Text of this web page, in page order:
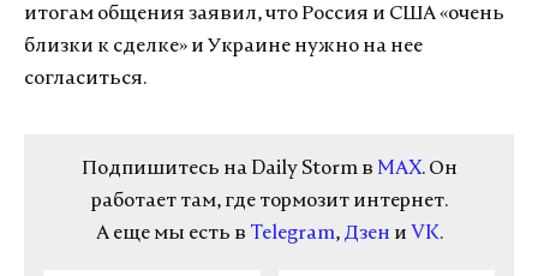
итогам общения заявил, что Россия и США «очень
близки к сделке» и Украине нужно на нее
согласиться.
Подпишитесь на Daily Storm в MAX. Он
работает там, где тормозит интернет.
А еще мы есть в Telegram, Дзен и VK.